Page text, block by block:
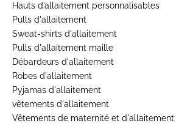
Hauts d’allaitement personnalisables
Pulls d'allaitement
Sweat-shirts d'allaitement
Pulls d'allaitement maille
Débardeurs d'allaitement
Robes d'allaitement
Pyjamas d'allaitement
vêtements d'allaitement
Vêtements de maternité et d'allaitement